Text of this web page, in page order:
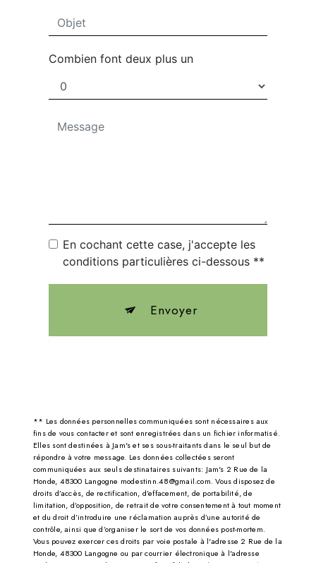
Combien font deux plus un
En cochant cette case, j'accepte les
conditions particulières ci-dessous **
Envoyer
** Les données personnelles communiquées sont nécessaires aux
fins de vous contacter et sont enregistrées dans un fichier informatisé.
Elles sont destinées à Jam's et ses sous-traitants dans le seul but de
répondre à votre message. Les données collectées seront
communiquées aux seuls destinataires suivants: Jam's 2 Rue de la
Honde, 48300 Langogne modestinn.48@gmail.com. Vous disposez de
droits d’accès, de rectification, d’effacement, de portabilité, de
limitation, d’opposition, de retrait de votre consentement à tout moment
et du droit d’introduire une réclamation auprès d’une autorité de
contrôle, ainsi que d’organiser le sort de vos données post-mortem.
Vous pouvez exercer ces droits par voie postale à l'adresse 2 Rue de la
Honde, 48300 Langogne ou par courrier électronique à l'adresse